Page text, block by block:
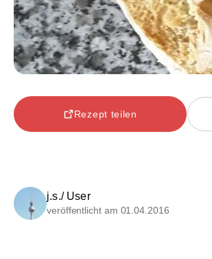
Rezept teilen
j.s./ User
veröffentlicht am 01.04.2016